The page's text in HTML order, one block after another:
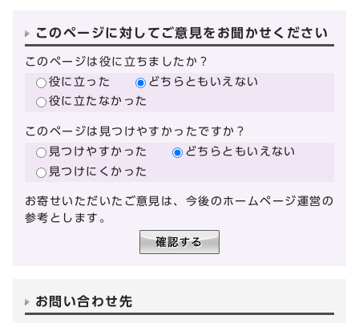
このページに対してご意見をお聞かせください
このページは役に立ちましたか？
役に立った
どちらともいえない
役に立たなかった
このページは見つけやすかったですか？
見つけやすかった
どちらともいえない
見つけにくかった
お寄せいただいたご意見は、今後のホームページ運営の
参考とします。
お問い合わせ先